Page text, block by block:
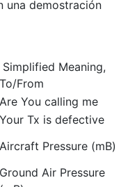
una demostración
Simplified Meaning,
To/From
Are You calling me
Your Tx is defective
Aircraft Pressure (mB)
Ground Air Pressure